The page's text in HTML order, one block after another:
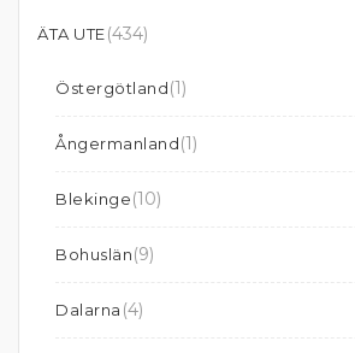
ÄTA UTE(434)
Östergötland(1)
Ångermanland(1)
Blekinge(10)
Bohuslän(9)
Dalarna (4)